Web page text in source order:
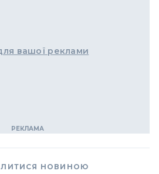
вашої реклами
НОВИНОЮ